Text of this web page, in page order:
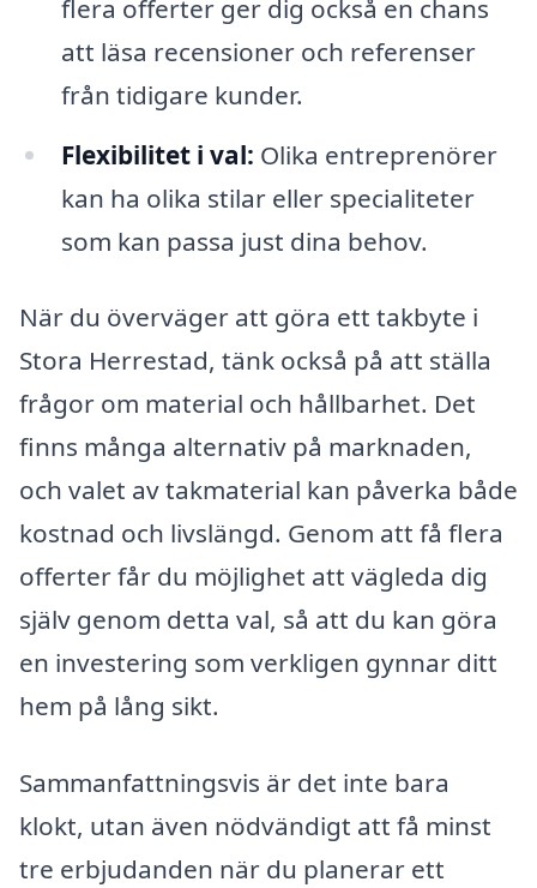
flera offerter ger dig också en chans
att läsa recensioner och referenser
från tidigare kunder.
Flexibilitet i val: Olika entreprenörer
kan ha olika stilar eller specialiteter
som kan passa just dina behov.
När du överväger att göra ett takbyte i
Stora Herrestad, tänk också på att ställa
frågor om material och hållbarhet. Det
finns många alternativ på marknaden,
och valet av takmaterial kan påverka både
kostnad och livslängd. Genom att få flera
offerter får du möjlighet att vägleda dig
själv genom detta val, så att du kan göra
en investering som verkligen gynnar ditt
hem på lång sikt.
Sammanfattningsvis är det inte bara
klokt, utan även nödvändigt att få minst
tre erbjudanden när du planerar ett